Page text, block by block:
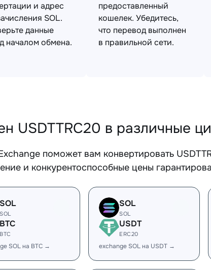
и адрес
SOL.
данные
началом обмена.
предоставленный
кошелек. Убедитесь,
что перевод выполнен
в правильной сети.
USDTTRC20 в различные
поможет вам конвертировать
и конкурентоспособные цены
SOL
SOL
BTC
BTC
SOL на BTC →
SOL
SOL
USDT
ERC20
exchange SOL на USDT →